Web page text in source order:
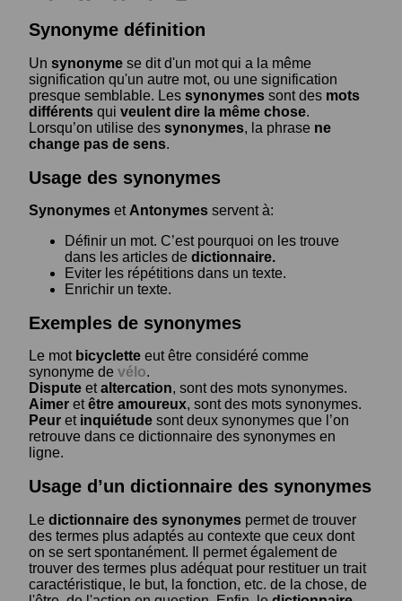
Synonyme définition
Un synonyme se dit d'un mot qui a la même
signification qu'un autre mot, ou une signification
presque semblable. Les synonymes sont des mots
différents qui veulent dire la même chose.
Lorsqu’on utilise des synonymes, la phrase ne
change pas de sens.
Usage des synonymes
Synonymes et Antonymes servent à:
Définir un mot. C’est pourquoi on les trouve
dans les articles de dictionnaire.
Eviter les répétitions dans un texte.
Enrichir un texte.
Exemples de synonymes
Le mot bicyclette eut être considéré comme
synonyme de vélo.
Dispute etaltercation, sont des mots synonymes.
Aimer etêtre amoureux, sont des mots synonymes.
Peur et inquiétude sont deux synonymes que l’on
retrouve dans ce dictionnaire des synonymes en
ligne.
Usage d’un dictionnaire des synonymes
Le dictionnaire des synonymes permet de trouver
des termes plus adaptés au contexte que ceux dont
on se sert spontanément. Il permet également de
trouver des termes plus adéquat pour restituer un trait
caractéristique, le but, la fonction, etc. de la chose, de